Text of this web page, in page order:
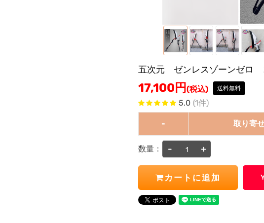
五次元 ゼンレスゾーンゼロ
17,100 円 (税込) 送料無料
5.0 (1件)
- 取り寄
数量： - +
カートに追加